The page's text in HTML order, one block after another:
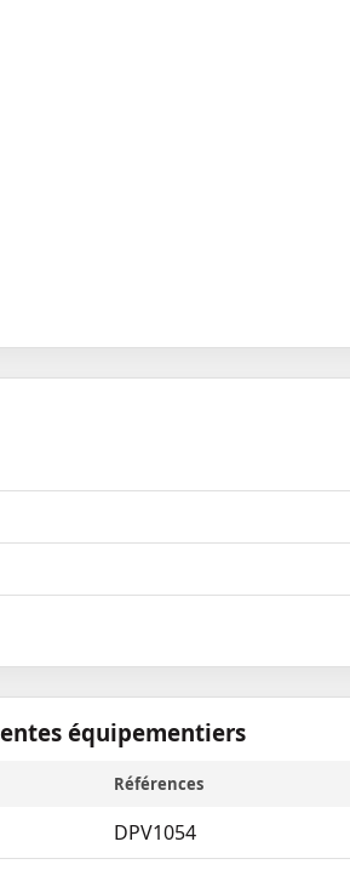
équipementiers
Références
DPV1054